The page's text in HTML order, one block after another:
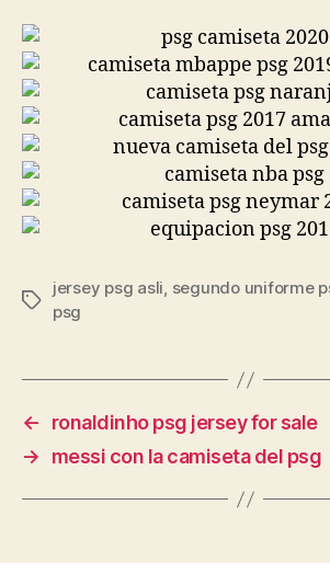
Etiquetas
jersey psg asli, segundo uniforme
psg
←
ronaldinho psg jersey for sale
→
messi con la camiseta del psg